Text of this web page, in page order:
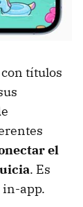
títulos
el
. Es
app.